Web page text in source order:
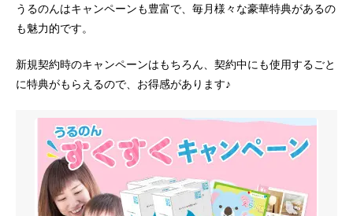
うるのんはキャンペーンも豊富で、毎月様々な豪華特典があるの
も魅力的です。
新規契約時のキャンペーンはもちろん、契約中にも使用するごと
に特典がもらえるので、お得感があります♪